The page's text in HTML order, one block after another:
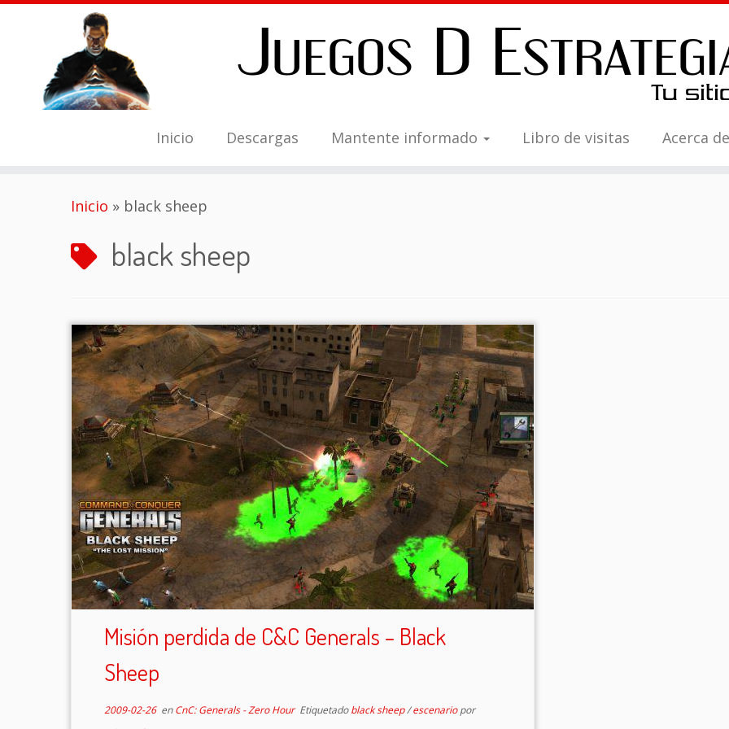
Inicio Descargas Mantente informado Libro de visitas Acerca
Inicio » black sheep
black sheep
Misión perdida de C&C Generals – Black
Sheep
2009-02-26enCnC: Generals - Zero Hour Etiquetadoblack sheep/escenariopor